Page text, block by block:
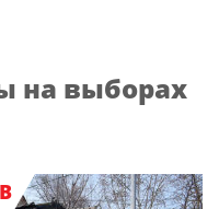
на выборах